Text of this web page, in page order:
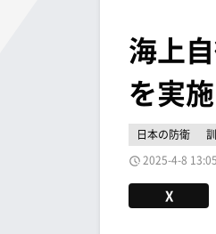
海上
を実
日本の防衛
2025-4-8 13:05
X